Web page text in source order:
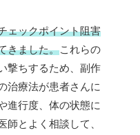
ェックポイント阻害
きました。これらの
撃ちするため、副作
治療法が患者さんに
進行度、体の状態に
師とよく相談して、